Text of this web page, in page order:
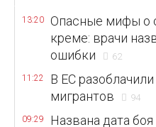
13:20
Опасные мифы о
креме: врачи
ошибки
62
11:22
В ЕС
мигрантов
94
09:29 Названа дата